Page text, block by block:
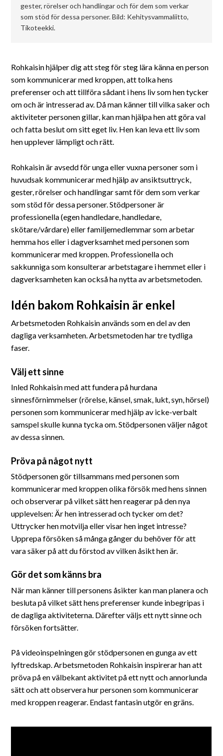
gester, rörelser och handlingar och för dem som verkar
som stöd för dessa personer. Bild: Kehitysvammaliitto,
Tikoteekki.
Rohkaisin hjälper dig att steg för steg lära känna en person
som kommunicerar med kroppen, att tolka hens
preferenser och att tillföra sådant i hens liv som hen tycker
om och är intresserad av. Då man känner till vilka saker och
aktiviteter personen gillar, kan man hjälpa hen att göra val
och fatta beslut om sitt eget liv. Hen kan leva ett liv som
hen upplever lämpligt och rätt.
Rohkaisin är avsedd för unga eller vuxna personer som i
huvudsak kommunicerar med hjälp av ansiktsuttryck,
gester, rörelser och handlingar samt för dem som verkar
som stöd för dessa personer. Stödpersoner är
professionella (egen handledare, handledare,
skötare/vårdare) eller familjemedlemmar som arbetar
hemma hos eller i dagverksamhet med personen som
kommunicerar med kroppen. Professionella och
sakkunniga som konsulterar arbetstagare i hemmet eller i
dagverksamheten kan också ha nytta av arbetsmetoden.
Idén bakom Rohkaisin är enkel
Arbetsmetoden Rohkaisin används som en del av den
dagliga verksamheten. Arbetsmetoden har tre tydliga
faser.
Välj ett sinne
Inled Rohkaisin med att fundera på hurdana
sinnesförnimmelser (rörelse, känsel, smak, lukt, syn, hörsel)
personen som kommunicerar med hjälp av icke-verbalt
samspel skulle kunna tycka om. Stödpersonen väljer något
av dessa sinnen.
Pröva på något nytt
Stödpersonen gör tillsammans med personen som
kommunicerar med kroppen olika försök med hens sinnen
och observerar på vilket sätt hen reagerar på den nya
upplevelsen: Är hen intresserad och tycker om det?
Uttrycker hen motvilja eller visar hen inget intresse?
Upprepa försöken så många gånger du behöver för att
vara säker på att du förstod av vilken åsikt hen är.
Gör det som känns bra
När man känner till personens åsikter kan man planera och
besluta på vilket sätt hens preferenser kunde inbegripas i
de dagliga aktiviteterna. Därefter väljs ett nytt sinne och
försöken fortsätter.
På videoinspelningen gör stödpersonen en gunga av ett
lyftredskap. Arbetsmetoden Rohkaisin inspirerar han att
pröva på en välbekant aktivitet på ett nytt och annorlunda
sätt och att observera hur personen som kommunicerar
med kroppen reagerar. Endast fantasin utgör en gräns.